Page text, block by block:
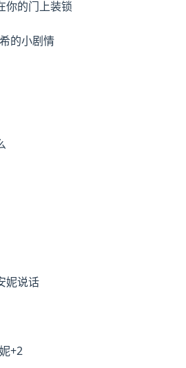
你的门上装锁
的小剧情
妮说话
+2